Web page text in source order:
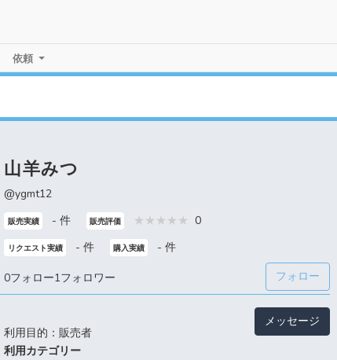
依頼
山羊みつ
@ygmt12
販売実績 - 件 販売評価 0
リクエスト実績 - 件 購入実績 - 件
0フォロー1フォロワー フォロー
利用目的：販売者
メッセージ
利用カテゴリー